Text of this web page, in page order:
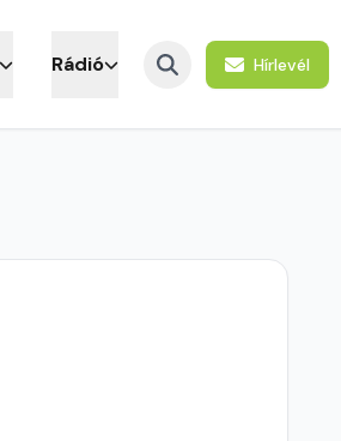
Rádió Hírlevél